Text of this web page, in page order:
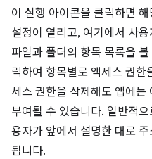
이 실행 아이콘을 클릭하면 해
설정이 열리고, 여기에서 사
파일과 폴더의 항목 목록을
릭하여 항목별로 액세스 권한
세스 권한을 삭제해도 앱에는
부여될 수 있습니다. 일반적
용자가 앞에서 설명한 대로
됩니다.